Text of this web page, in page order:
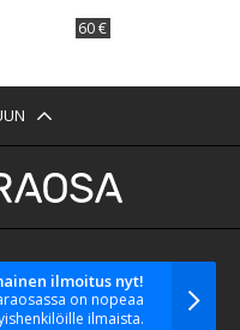
60 €
ilmoitus nyt!
on nopeaa
ilmaista.